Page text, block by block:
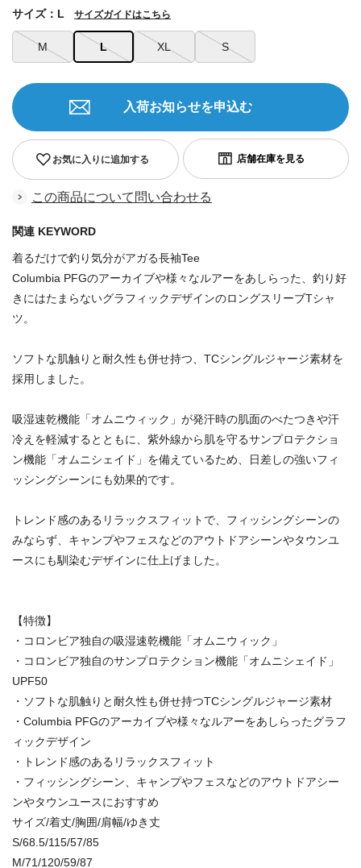
M L XL S
サイズ：L サイズガイドはこちら
お気に入りに追加する
入荷お知らせを申込む
この商品について問い合わせる
関連 KEYWORD
着るだけで釣り気分がアガる長袖Tee
Columbia PFGのアーカイブや様々なルアーをあしらった、釣り好
きにはたまらないグラフィックデザインのロングスリーブTシャ
ツ。
ソフトな肌触りと耐久性も併せ持つ、TCシングルジャージ素材を
採用しました。
吸湿速乾機能「オムニウィック」が発汗時の肌面のべたつきや汗
冷えを軽減するとともに、紫外線から肌を守るサンプロテクショ
ン機能「オムニシェイド」を備えているため、日差しの強いフィ
ッシングシーンにも効果的です。
トレンド感のあるリラックスフィットで、フィッシングシーンの
みならず、キャンプやフェスなどのアウトドアシーンやタウンユ
ースにも馴染むデザインに仕上げました。
【特徴】
・コロンビア独自の吸湿速乾機能「オムニウィック」
・コロンビア独自のサンプロテクション機能「オムニシェイド」
UPF50
・ソフトな肌触りと耐久性も併せ持つTCシングルジャージ素材
・Columbia PFGのアーカイブや様々なルアーをあしらったグラフ
ィックデザイン
・トレンド感のあるリラックスフィット
・フィッシングシーン、キャンプやフェスなどのアウトドアシー
ンやタウンユースにおすすめ
サイズ/着丈/胸囲/肩幅/ゆき丈
S/68.5/115/57/85
M/71/120/59/87